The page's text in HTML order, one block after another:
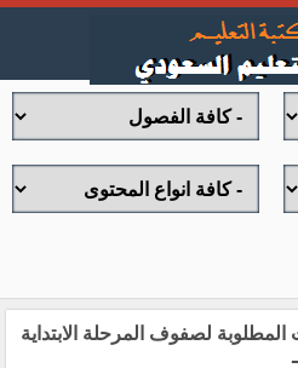
المطلوبة لصفوف المرحلة الابتداية